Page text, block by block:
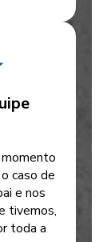
caso de
e nos
tivemos,
toda a